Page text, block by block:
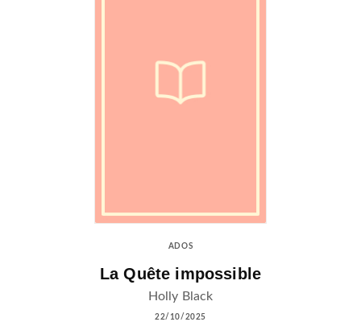
ADOS
La Quête impossible
Holly Black
22/10/2025